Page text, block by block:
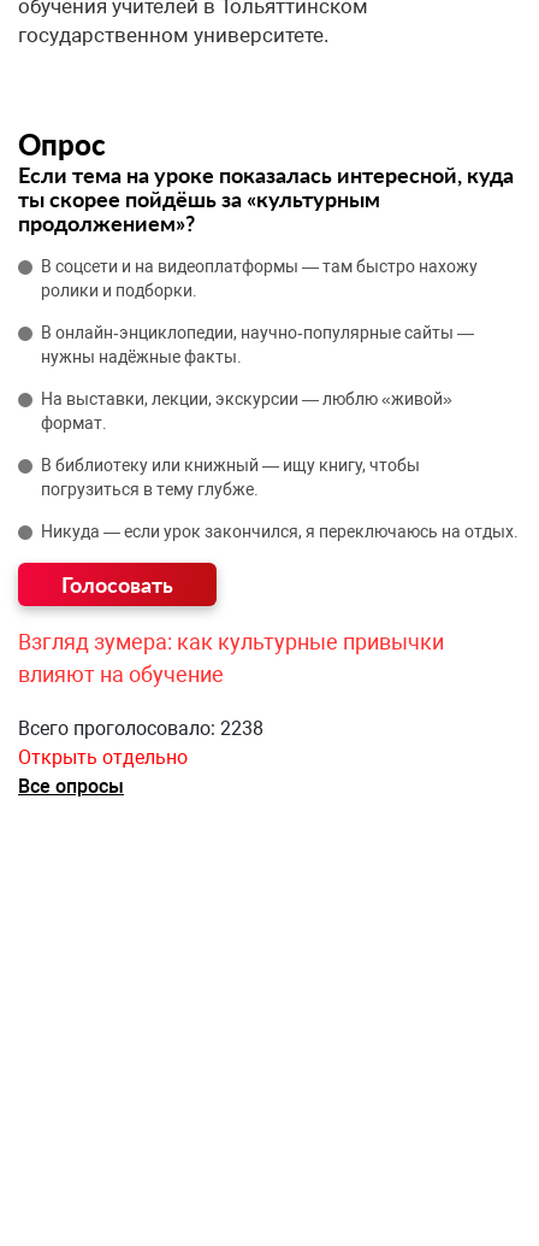
обучения учителей в Тольяттинском
государственном университете.
Опрос
Если тема на уроке показалась интересной, куда
ты скорее пойдёшь за «культурным
продолжением»?
В соцсети и на видеоплатформы — там быстро нахожу
ролики и подборки.
В онлайн‑энциклопедии, научно‑популярные сайты —
нужны надёжные факты.
На выставки, лекции, экскурсии — люблю «живой»
формат.
В библиотеку или книжный — ищу книгу, чтобы
погрузиться в тему глубже.
Никуда — если урок закончился, я переключаюсь на отдых.
Взгляд зумера: как культурные привычки
влияют на обучение
Всего проголосовало: 2238
Открыть отдельно
Все опросы